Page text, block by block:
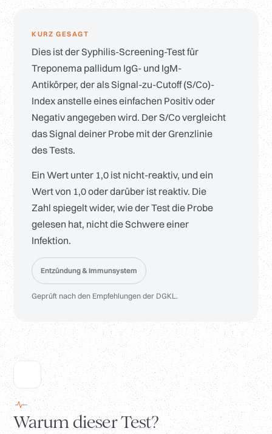
KURZ GESAGT
Dies ist der Syphilis-Screening-Test für
Treponema pallidum IgG- und IgM-
Antikörper, der als Signal-zu-Cutoff (S/Co)-
Index anstelle eines einfachen Positiv oder
Negativ angegeben wird. Der S/Co vergleicht
das Signal deiner Probe mit der Grenzlinie
des Tests.
Ein Wert unter 1,0 ist nicht-reaktiv, und ein
Wert von 1,0 oder darüber ist reaktiv. Die
Zahl spiegelt wider, wie der Test die Probe
gelesen hat, nicht die Schwere einer
Infektion.
Entzündung & Immunsystem
Geprüft nach den Empfehlungen der DGKL.
Warum dieser Test?